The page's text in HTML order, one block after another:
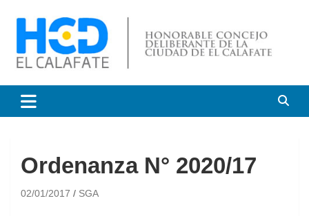
Honorable Concejo
Deliberante de El Calafate
Ordenanza N° 2020/17
02/01/2017 SGA